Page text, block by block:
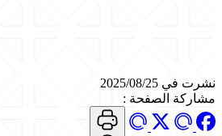
نشرت في 2025/08/25
مشاركة الصفحة :